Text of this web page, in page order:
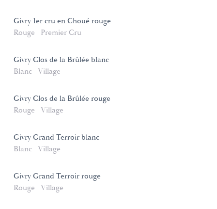
Givry 1er cru en Choué rouge
Rouge
Premier Cru
Givry Clos de la Brûlée blanc
Blanc
Village
Givry Clos de la Brûlée rouge
Rouge
Village
Givry Grand Terroir blanc
Blanc
Village
Givry Grand Terroir rouge
Rouge
Village